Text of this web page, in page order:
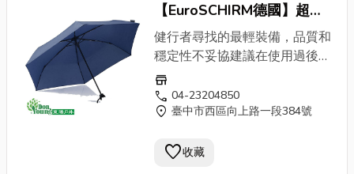
【EuroSCHIRM德國】超輕
量折疊傘(三節) 雨具 雨季
雨傘陽傘 傘袋 摺疊傘輕量
傘
健行者尋找的最輕裝備，品質和
穩定性不妥協建議在使用過後擦
拭、並保持乾燥，可延長雨
使用壽命。結構與材質：
柱：鋁合金 /傘骨：鋁、碳備
到經過電鍍的鐵的部份，因此也
store
call 04-23204850
location_on 臺中市西區向上路一段384號
favorite收藏